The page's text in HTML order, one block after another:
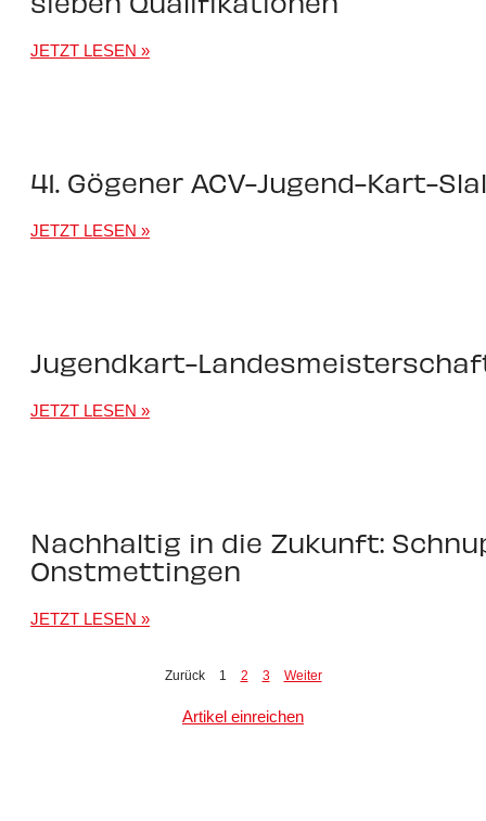
JETZT LESEN »
41. Gögener ACV-Jugend-Kart-
JETZT LESEN »
Jugendkart-
JETZT LESEN »
Nachhaltig in die Zukunft:
Onstmettingen
JETZT LESEN »
Zurück 1 2 3 Weiter
Artikel einreichen